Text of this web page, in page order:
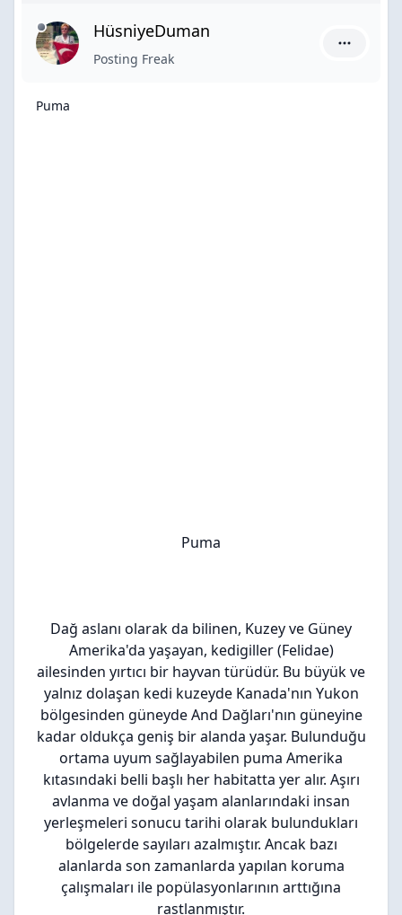
HüsniyeDuman
Posting Freak
Puma
Puma
Dağ aslanı olarak da bilinen, Kuzey ve Güney
Amerika'da yaşayan, kedigiller (Felidae)
ailesinden yırtıcı bir hayvan türüdür. Bu büyük ve
yalnız dolaşan kedi kuzeyde Kanada'nın Yukon
bölgesinden güneyde And Dağları'nın güneyine
kadar oldukça geniş bir alanda yaşar. Bulunduğu
ortama uyum sağlayabilen puma Amerika
kıtasındaki belli başlı her habitatta yer alır. Aşırı
avlanma ve doğal yaşam alanlarındaki insan
yerleşmeleri sonucu tarihi olarak bulundukları
bölgelerde sayıları azalmıştır. Ancak bazı
alanlarda son zamanlarda yapılan koruma
çalışmaları ile popülasyonlarının arttığına
rastlanmıştır.